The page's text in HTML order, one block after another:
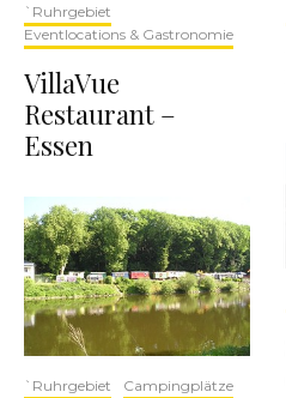
`Ruhrgebiet
Eventlocations & Gastronomie
VillaVue
Restaurant –
Essen
`Ruhrgebiet Campingplätze